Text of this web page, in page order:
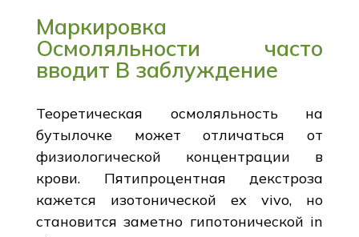
Маркировка
Осмоляльности часто
вводит В заблуждение
Теоретическая осмоляльность на
бутылочке может отличаться от
физиологической концентрации в
крови. Пятипроцентная декстроза
кажется изотонической ex vivo, но
становится заметно гипотонической in